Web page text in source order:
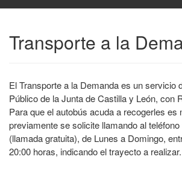
Transporte a la
El Transporte a la Demanda es un servicio
Público de la Junta de Castilla y León, con
Para que el autobús acuda a recogerles es
previamente se solicite llamando al teléfono
(llamada gratuita), de Lunes a Domingo,
20:00 horas, indicando el trayecto a realizar.